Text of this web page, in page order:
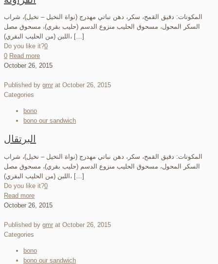
المكونات: دقيق القمح، سكر، دهن نباتي مهدرج (نواة النخيل – نخيل)، شراب
السكر المحول، مسحوق الحليب منزوع الدسم (حليب بقري)، مسحوق مصل
اللبن (من الحليب البقري)، […]
Do you like it?0
0 Read more
October 26, 2015
Published by gmr at October 26, 2015
Categories
bono
bono our sandwich
البرتقال
المكونات: دقيق القمح، سكر، دهن نباتي مهدرج (نواة النخيل – نخيل)، شراب
السكر المحول، مسحوق الحليب منزوع الدسم (حليب بقري)، مسحوق مصل
اللبن (من الحليب البقري)، […]
Do you like it?0
Read more
October 26, 2015
Published by gmr at October 26, 2015
Categories
bono
bono our sandwich